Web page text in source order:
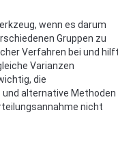
wenn es darum
Gruppen zu
Verfahren bei und
Varianzen
die
alternative Methoden
nicht